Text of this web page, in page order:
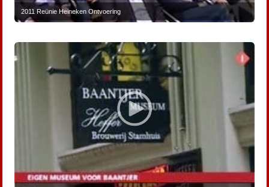
2011 Reünie Heineken Ontvoering